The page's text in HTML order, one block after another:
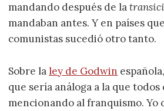
mandando después de la
mandaban antes. Y en países
comunistas sucedió otro tanto.
Sobre laley de Godwin
que sería análoga a la que
mencionando al franquismo. Yo